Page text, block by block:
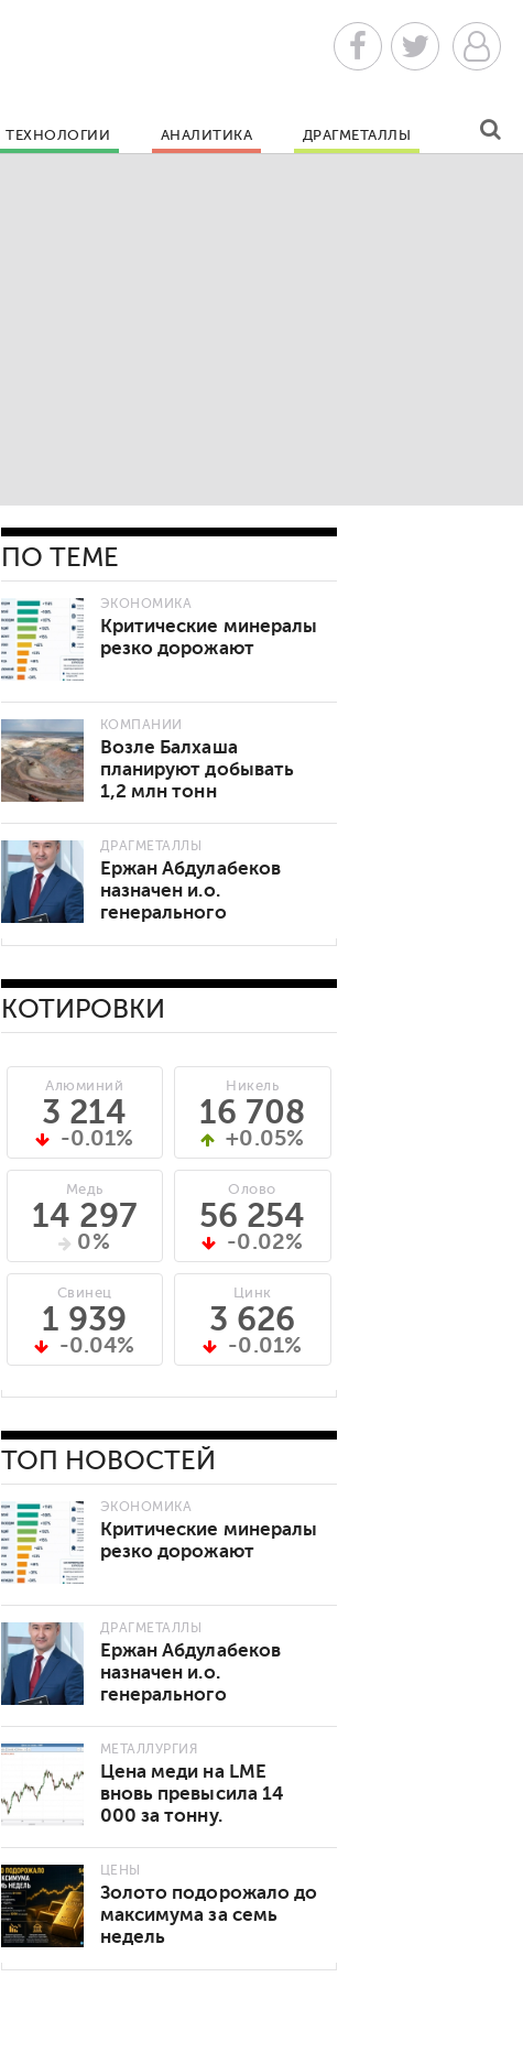
ТЕХНОЛОГИИ АНАЛИТИКА ДРАГМЕТАЛЛЫ
ПО ТЕМЕ
ЭКОНОМИКА
Критические минералы
резко дорожают
КОМПАНИИ
Возле Балхаша
планируют добывать
1,2 млн тонн
руды в год
ДРАГМЕТАЛЛЫ
Ержан Абдулабеков
назначен и.о.
генерального
КОТИРОВКИ
Алюминий
3 214
-0.01%
Медь
14 297
0%
Свинец
1 939
-0.04%
Никель
16 708
+0.05%
Олово
56 254
-0.02%
Цинк
3 626
-0.01%
ТОП НОВОСТЕЙ
ЭКОНОМИКА
Критические минералы
резко дорожают
ДРАГМЕТАЛЛЫ
Ержан Абдулабеков
назначен и.о.
генерального
МЕТАЛЛУРГИЯ
Цена меди на LME
вновь превысила 14
000 за тонну.
роста
ЦЕНЫ
Золото подорожало до
максимума за семь
недель